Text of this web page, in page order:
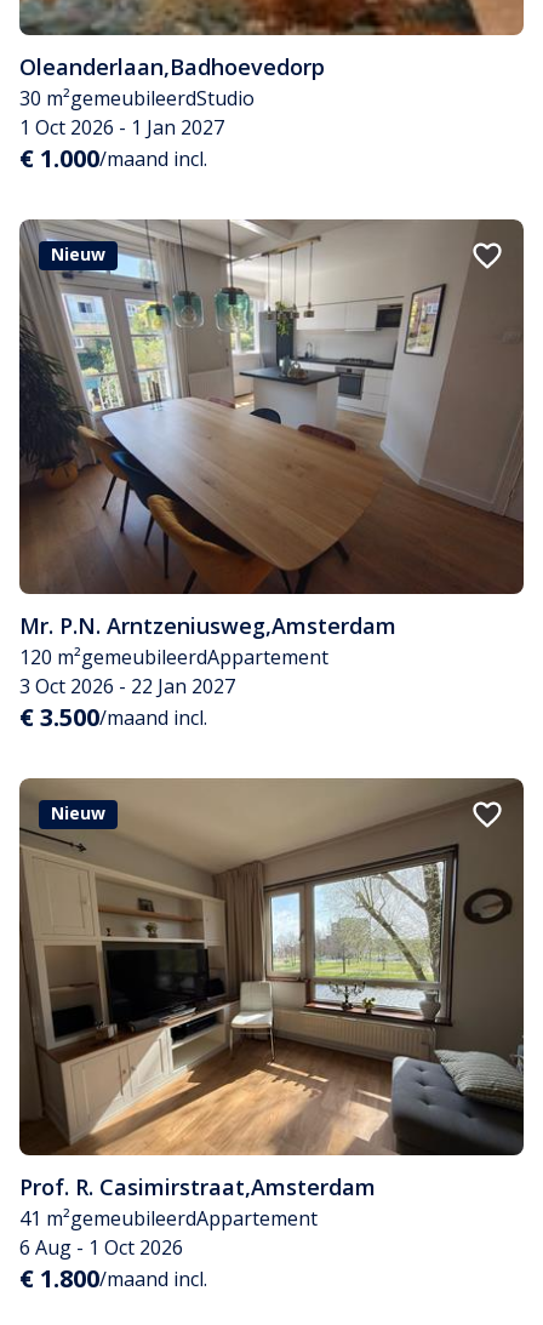
Oleanderlaan,Badhoevedorp
30 m²gemeubileerdStudio
1 Oct 2026 - 1 Jan 2027
€ 1.000/maand incl.
Nieuw
Mr. P.N. Arntzeniusweg,Amsterdam
120 m²gemeubileerdAppartement
3 Oct 2026 - 22 Jan 2027
€ 3.500/maand incl.
Nieuw
Prof. R. Casimirstraat,Amsterdam
41 m²gemeubileerdAppartement
6 Aug - 1 Oct 2026
€ 1.800/maand incl.